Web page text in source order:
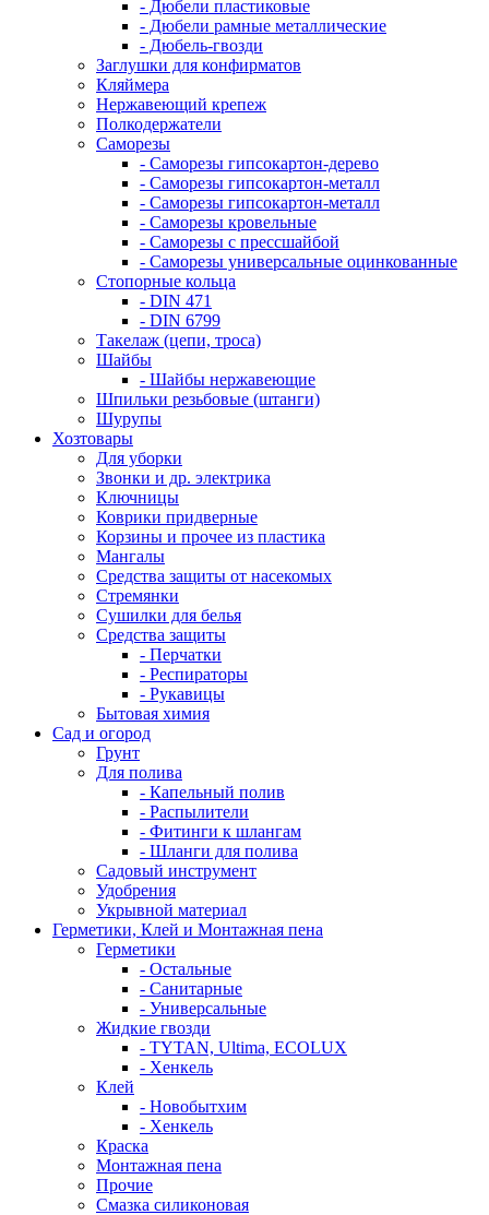
- Дюбели пластиковые
- Дюбели рамные металлические
- Дюбель-гвозди
Заглушки для конфирматов
Кляймера
Нержавеющий крепеж
Полкодержатели
Саморезы
- Саморезы гипсокартон-дерево
- Саморезы гипсокартон-металл
- Саморезы гипсокартон-металл
- Саморезы кровельные
- Саморезы с прессшайбой
- Саморезы универсальные оцинкованные
Стопорные кольца
- DIN 471
- DIN 6799
Такелаж (цепи, троса)
Шайбы
- Шайбы нержавеющие
Шпильки резьбовые (штанги)
Шурупы
Хозтовары
Для уборки
Звонки и др. электрика
Ключницы
Коврики придверные
Корзины и прочее из пластика
Мангалы
Средства защиты от насекомых
Стремянки
Сушилки для белья
Средства защиты
- Перчатки
- Респираторы
- Рукавицы
Бытовая химия
Сад и огород
Грунт
Для полива
- Капельный полив
- Распылители
- Фитинги к шлангам
- Шланги для полива
Садовый инструмент
Удобрения
Укрывной материал
Герметики, Клей и Монтажная пена
Герметики
- Остальные
- Санитарные
- Универсальные
Жидкие гвозди
- TYTAN, Ultima, ECOLUX
- Хенкель
Клей
- Новобытхим
- Хенкель
Краска
Монтажная пена
Прочие
Смазка силиконовая